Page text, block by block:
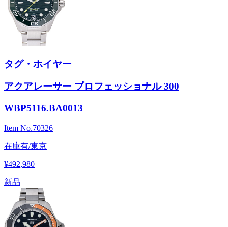
タグ・ホイヤー
アクアレーサー プロフェッショナル 300
WBP5116.BA0013
Item No.70326
在庫有/東京
¥492,980
新品